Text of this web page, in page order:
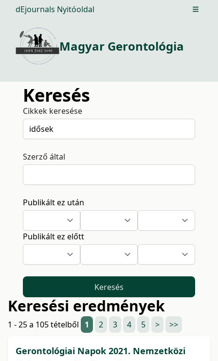
dEjournals Nyitóoldal Open
Magyar Gerontológia
Keresés
Cikkek keresése
Szerző által
Publikált ez után
Publikált ez előtt
Keresés
Keresési eredmények
1 - 25 a 105 tételből 1 2 3 4 5 > >>
Gerontológiai Napok 2021. Nemzetközi